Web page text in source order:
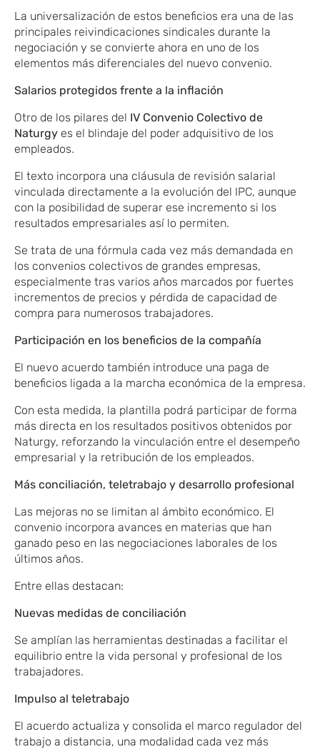
La universalización de estos beneficios era una de las
principales reivindicaciones sindicales durante la
negociación y se convierte ahora en uno de los
elementos más diferenciales del nuevo convenio.
Salarios protegidos frente a la inflación
Otro de los pilares del IV Convenio Colectivo de
Naturgy es el blindaje del poder adquisitivo de los
empleados.
El texto incorpora una cláusula de revisión salarial
vinculada directamente a la evolución del IPC, aunque
con la posibilidad de superar ese incremento si los
resultados empresariales así lo permiten.
Se trata de una fórmula cada vez más demandada en
los convenios colectivos de grandes empresas,
especialmente tras varios años marcados por fuertes
incrementos de precios y pérdida de capacidad de
compra para numerosos trabajadores.
Participación en los beneficios de la compañía
El nuevo acuerdo también introduce una paga de
beneficios ligada a la marcha económica de la empresa.
Con esta medida, la plantilla podrá participar de forma
más directa en los resultados positivos obtenidos por
Naturgy, reforzando la vinculación entre el desempeño
empresarial y la retribución de los empleados.
Más conciliación, teletrabajo y desarrollo profesional
Las mejoras no se limitan al ámbito económico. El
convenio incorpora avances en materias que han
ganado peso en las negociaciones laborales de los
últimos años.
Entre ellas destacan:
Nuevas medidas de conciliación
Se amplían las herramientas destinadas a facilitar el
equilibrio entre la vida personal y profesional de los
trabajadores.
Impulso al teletrabajo
El acuerdo actualiza y consolida el marco regulador del
trabajo a distancia, una modalidad cada vez más